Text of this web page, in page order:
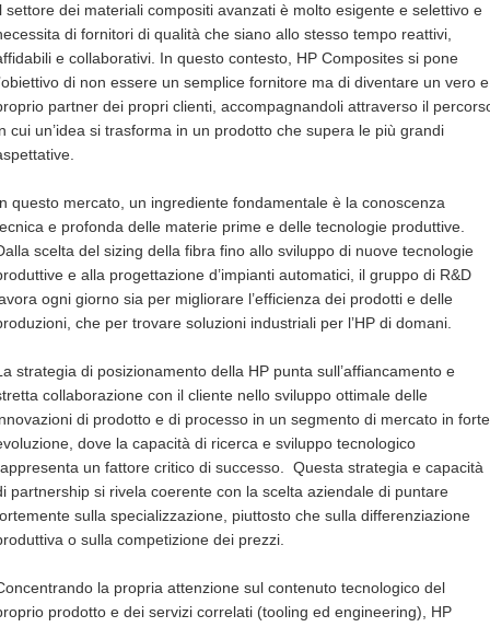
settore dei materiali compositi avanzati è molto esigente e selettivo e
di fornitori di qualità che siano allo stesso tempo reattivi,
e collaborativi. In questo contesto, HP Composites si pone
di non essere un semplice fornitore ma di diventare un vero e
partner dei propri clienti, accompagnandoli attraverso il
cui un’idea si trasforma in un prodotto che supera le più grandi
questo mercato, un ingrediente fondamentale è la conoscenza
e profonda delle materie prime e delle tecnologie produttive.
scelta del sizing della fibra fino allo sviluppo di nuove tecnologie
e alla progettazione d’impianti automatici, il gruppo di R&D
ogni giorno sia per migliorare l’efficienza dei prodotti e delle
che per trovare soluzioni industriali per l’HP di domani.
strategia di posizionamento della HP punta sull’affiancamento e
collaborazione con il cliente nello sviluppo ottimale delle
di prodotto e di processo in un segmento di mercato in forte
dove la capacità di ricerca e sviluppo tecnologico
un fattore critico di successo. Questa strategia e capacità
partnership si rivela coerente con la scelta aziendale di puntare
sulla specializzazione, piuttosto che sulla differenziazione
o sulla competizione dei prezzi.
la propria attenzione sul contenuto tecnologico del
prodotto e dei servizi correlati (tooling ed engineering), HP